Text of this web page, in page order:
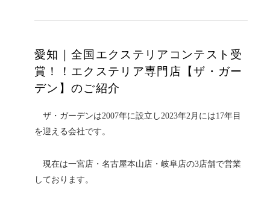
愛知｜全国エクステリアコンテスト受
賞！！エクステリア専門店【ザ・ガー
デン】のご紹介
ザ・ガーデンは2007年に設立し2023年2月には17年目
を迎える会社です。
現在は一宮店・名古屋本山店・岐阜店の3店舗で営業
しております。